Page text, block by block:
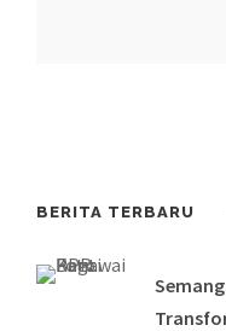
BERITA TERBARU